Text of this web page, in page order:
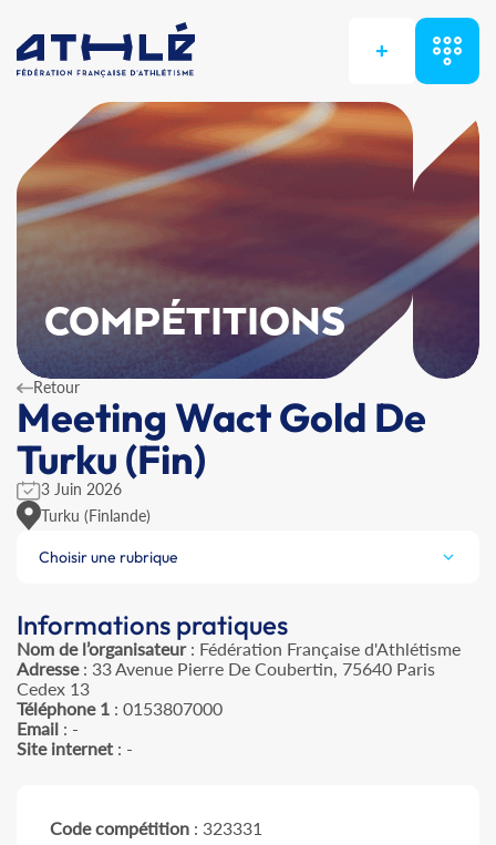
+
COMPÉTITIONS
Retour
Meeting Wact Gold De
Turku (Fin)
3 Juin 2026
Turku (Finlande)
Choisir une rubrique
Informations pratiques
Nom de l’organisateur: Fédération Française d'Athlétisme
Adresse: 33 Avenue Pierre De Coubertin, 75640 Paris
Cedex 13
Téléphone 1 : 0153807000
Email : -
Site internet : -
Code compétition : 323331